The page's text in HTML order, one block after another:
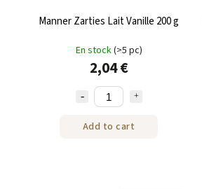
Manner Zarties Lait Vanille 200 g
En stock(>5 pc)
2,04 €
Add to cart